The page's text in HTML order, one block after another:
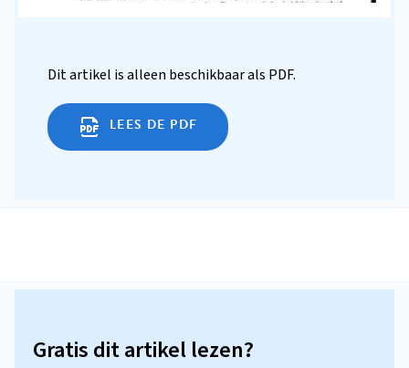
Dit artikel is alleen beschikbaar als PDF.
LEES DE PDF
Gratis dit artikel lezen?